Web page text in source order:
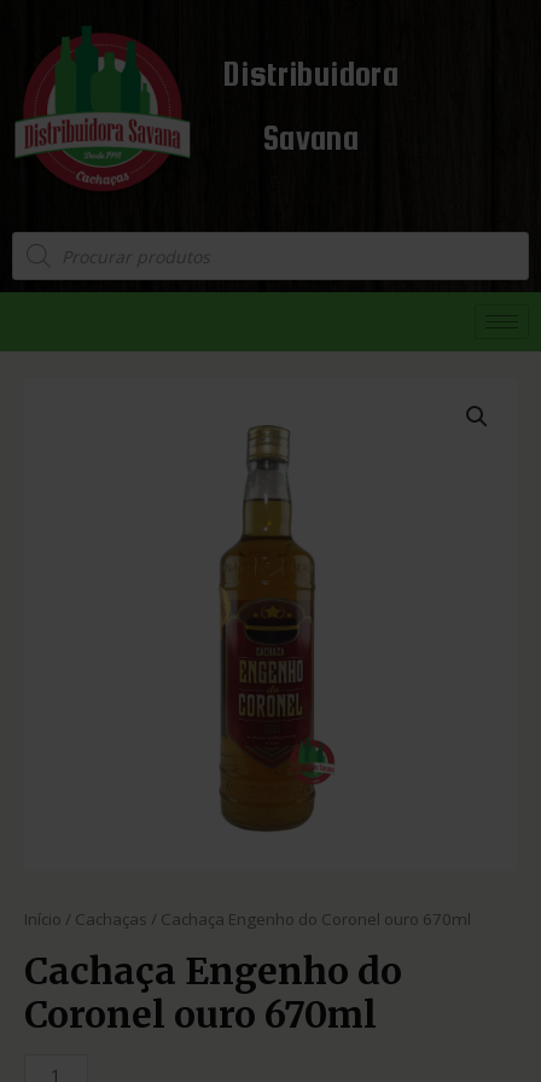
Distribuidora
Savana
Início / Cachaças / Cachaça Engenho do Coronel ouro 670ml
Cachaça Engenho do
Coronel ouro 670ml